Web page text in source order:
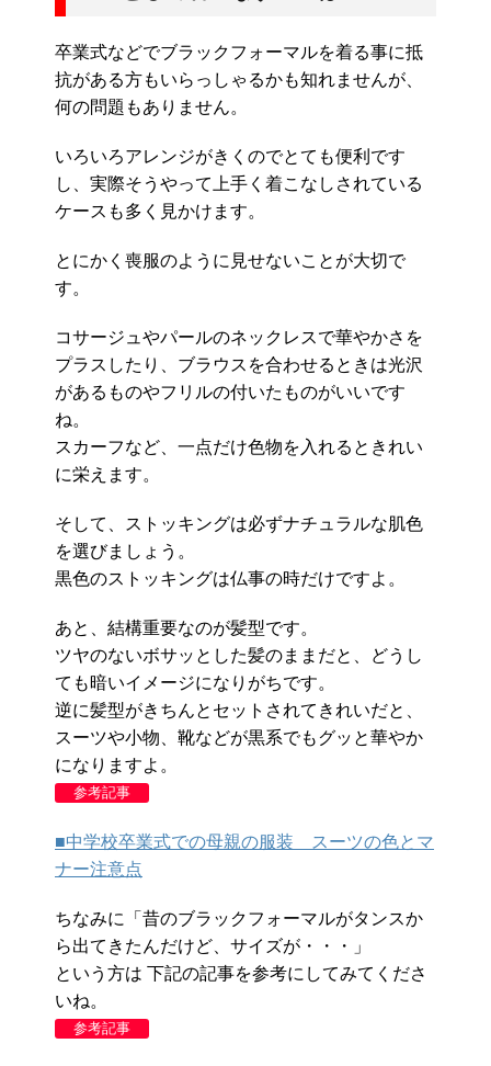
卒業式などでブラックフォーマルを着る事に抵
抗がある方もいらっしゃるかも知れませんが、
何の問題もありません。
いろいろアレンジがきくのでとても便利です
し、実際そうやって上手く着こなしされている
ケースも多く見かけます。
とにかく喪服のように見せないことが大切で
す。
コサージュやパールのネックレスで華やかさを
プラスしたり、ブラウスを合わせるときは光沢
があるものやフリルの付いたものがいいです
ね。
スカーフなど、一点だけ色物を入れるときれい
に栄えます。
そして、ストッキングは必ずナチュラルな肌色
を選びましょう。
黒色のストッキングは仏事の時だけですよ。
あと、結構重要なのが髪型です。
ツヤのないボサッとした髪のままだと、どうし
ても暗いイメージになりがちです。
逆に髪型がきちんとセットされてきれいだと、
スーツや小物、靴などが黒系でもグッと華やか
になりますよ。
参考記事
■中学校卒業式での母親の服装 スーツの色とマ
ナー注意点
ちなみに「昔のブラックフォーマルがタンスか
ら出てきたんだけど、サイズが・・・」
という方は 下記の記事を参考にしてみてくださ
いね。
参考記事